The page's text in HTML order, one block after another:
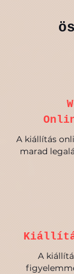
A kiállítás
marad
A